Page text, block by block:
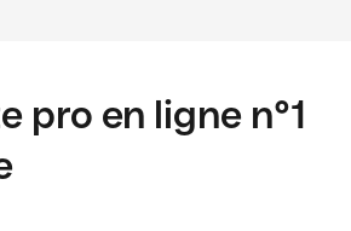
pro en ligne n°1